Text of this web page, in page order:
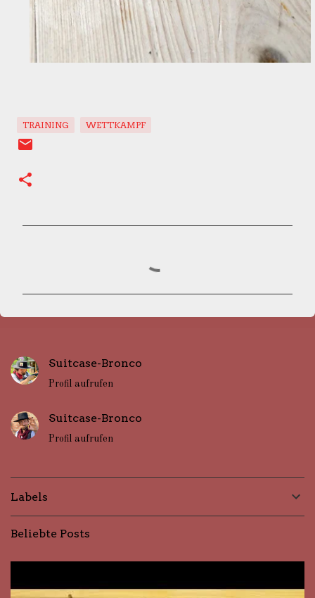
TRAINING WETTKAMPF
t
a
e
Suitcase-Bronco
Profil aufrufen
Suitcase-Bronco
Profil aufrufen
Labels
Beliebte Posts